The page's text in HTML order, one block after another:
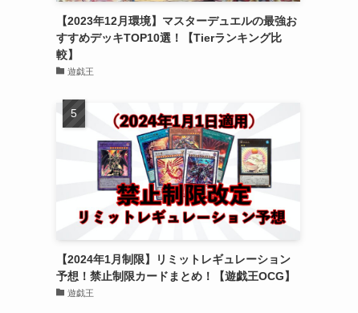
【2023年12月環境】マスターデュエルの最強お
すすめデッキTOP10選！【Tierランキング比
較】
遊戯王
【2024年1月制限】リミットレギュレーション
予想！禁止制限カードまとめ！【遊戯王OCG】
遊戯王